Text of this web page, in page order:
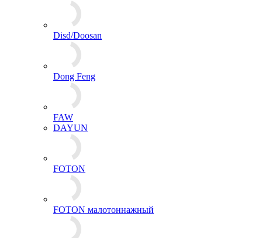
Disd/Doosan
Dong Feng
FAW
DAYUN
FOTON
FOTON малотоннажный